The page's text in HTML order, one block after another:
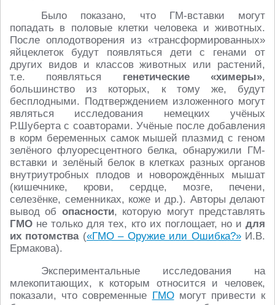
Было показано, что ГМ-вставки могут
попадать в половые клетки человека и животных.
После оплодотворения из «трансформированных»
яйцеклеток будут появляться дети с генами от
других видов и классов животных или растений,
т.е. появляться генетические «химеры»,
большинство из которых, к тому же, будут
бесплодными. Подтверждением изложенного могут
являться исследования немецких учёных
Р.Шуберта с соавторами. Учёные после добавления
в корм беременных самок мышей плазмид с геном
зелёного флуоресцентного белка, обнаружили ГМ-
вставки и зелёный белок в клетках разных органов
внутриутробных плодов и новорождённых мышат
(кишечнике, крови, сердце, мозге, печени,
селезёнке, семенниках, коже и др.). Авторы делают
вывод об опасности, которую могут представлять
ГМО не только для тех, кто их поглощает, но и для
их потомства(«ГМО – Оружие или Ошибка?»И.В.
Ермакова).
Экспериментальные исследования на
млекопитающих, к которым относится и человек,
показали, что современные ГМОмогут привести к